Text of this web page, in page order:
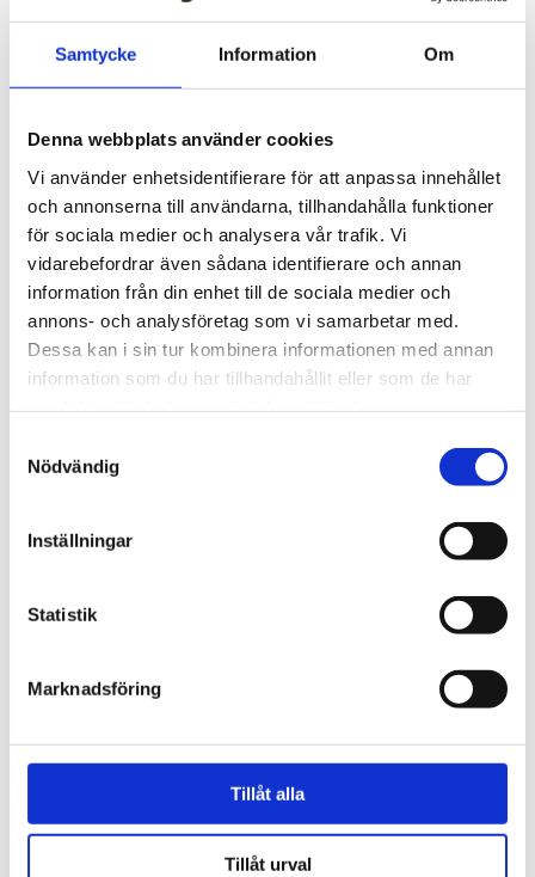
Samtycke Information Om
Denna webbplats använder cookies
Vi använder enhetsidentifierare för att anpassa innehållet
och annonserna till användarna, tillhandahålla funktioner
för sociala medier och analysera vår trafik. Vi
vidarebefordrar även sådana identifierare och annan
information från din enhet till de sociala medier och
annons- och analysföretag som vi samarbetar med.
Dessa kan i sin tur kombinera informationen med annan
information som du har tillhandahållit eller som de har
Nödvändig
Inställningar
Statistik
Marknadsföring
Tillåt alla
Tillåt urval
Uppgifter: Tusentals
Lovande blåbärssäsong –